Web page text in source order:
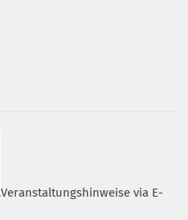
Veranstaltungshinweise via E-